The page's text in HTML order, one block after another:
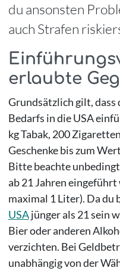
du ansonsten
auch Strafen
erlaubte
Grundsätzlich gilt, dass
Bedarfs in die USA
kg Tabak, 200
Geschenke bis zum
Bitte beachte
ab 21 Jahren
maximal 1 Liter). Da du
USAjünger als 21 sein
Bier oder anderen
verzichten. Bei
unabhängig von der